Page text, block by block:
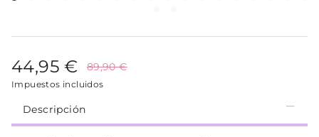
44,95 € 89,90 €
Impuestos incluidos
Descripción